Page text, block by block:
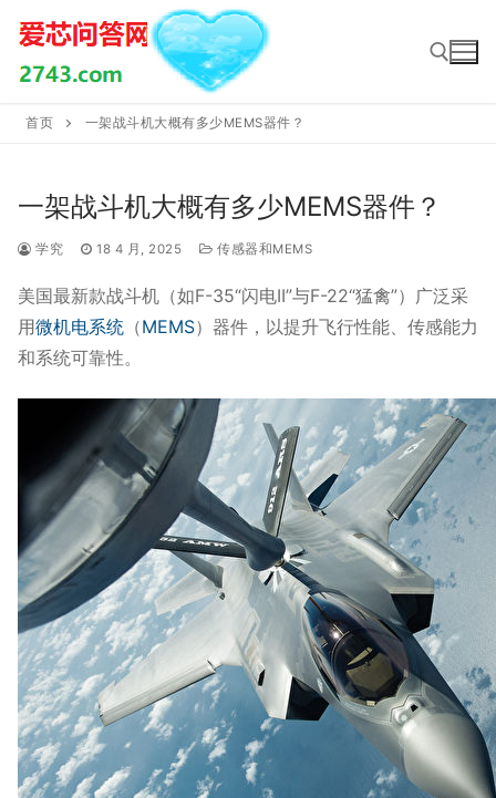
Skip
content
首页 一架战斗机大概有多少MEMS器件？
一架战斗机大概有多少MEMS器件？
学究 18 4 月, 2025 传感器和MEMS
美国最新款战斗机（如F-35“闪电II”与F-22“猛禽”）广泛采
用微机电系统 （MEMS）器件，以提升飞行性能、传感能力
和系统可靠性。